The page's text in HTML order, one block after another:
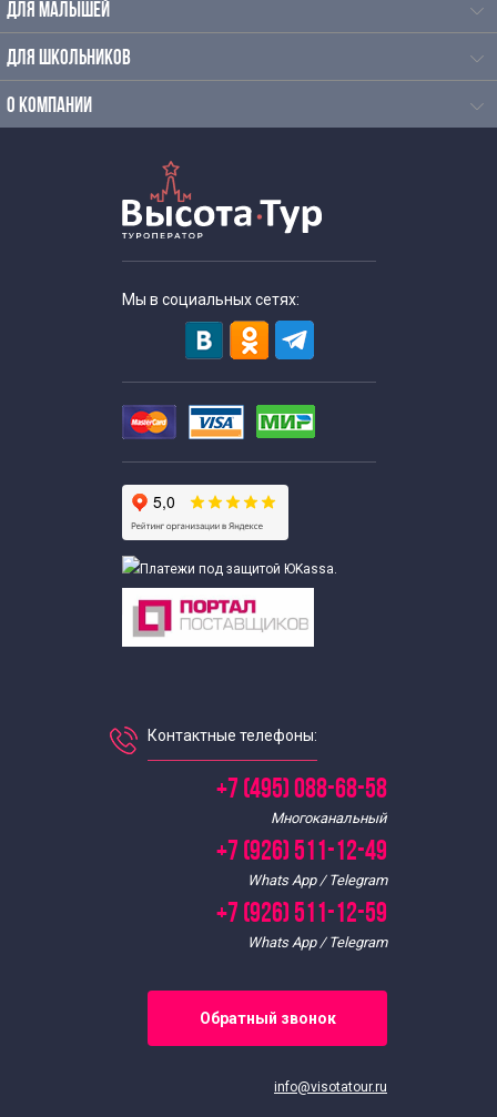
Однодневные экскурсии для школьников
Познавательные экскурсии для школьников
Экскурсии для школьников средних классов
Экскурсии для старшеклассников
Экскурсии выходного дня для школьников
Выездные экскурсии для школьников
С мастер классом
Интересные
Экскурсии для школьников
Экскурсии для школьников 8 класса
ДЛЯ МАЛЫШЕЙ
ДЛЯ ШКОЛЬНИКОВ
О КОМПАНИИ
Мы в социальных сетях:
Контактные телефоны:
+7 (495) 088-68-58
Многоканальный
+7 (926) 511-12-49
Whats App / Telegram
+7 (926) 511-12-59
Whats App / Telegram
Обратный звонок
info@visotatour.ru